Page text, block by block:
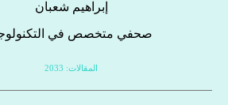
إبراهيم شعبان
صحفي متخصص في
المقالات: 2033